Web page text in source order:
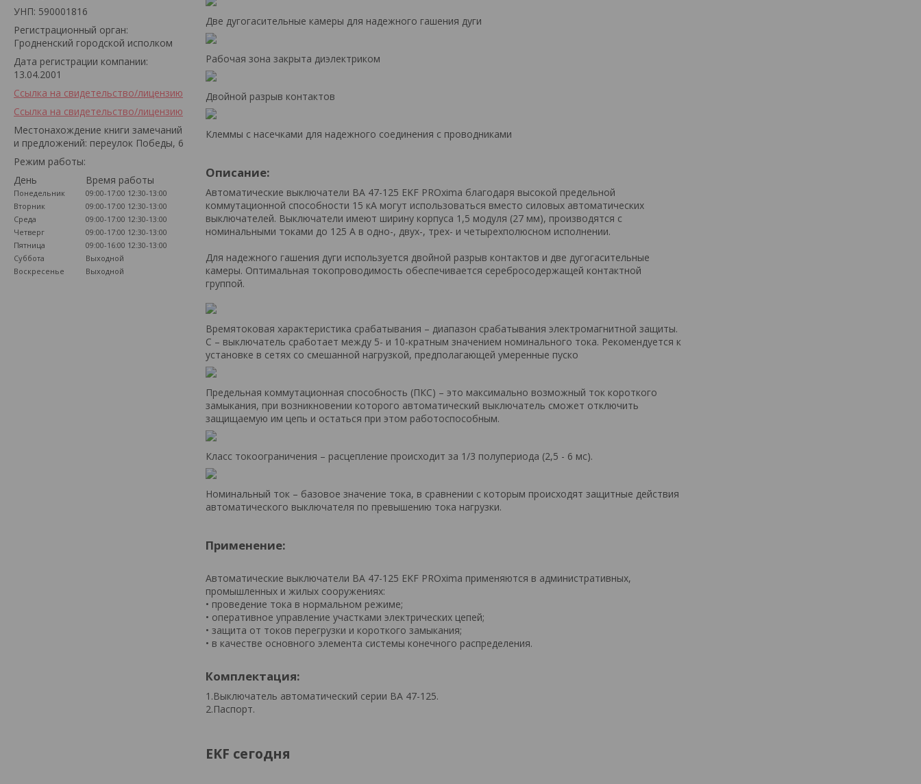
УНП: 590001816
Регистрационный орган:
Гродненский городской исполком
Дата регистрации компании:
13.04.2001
Ссылка на свидетельство/лицензию
Ссылка на свидетельство/лицензию
Местонахождение книги замечаний
и предложений: переулок Победы, 6
Режим работы:
День
Время работы
Понедельник 09:00-17:00 12:30-13:00
Вторник
09:00-17:00 12:30-13:00
Среда
09:00-17:00 12:30-13:00
Четверг
09:00-17:00 12:30-13:00
Пятница
09:00-16:00 12:30-13:00
Суббота
Выходной
Воскресенье
Выходной
Две дугогасительные камеры для надежного гашения дуги
Рабочая зона закрыта диэлектриком
Двойной разрыв контактов
Клеммы с насечками для надежного соединения с проводниками
Описание:
Автоматические выключатели ВА 47-125 EKF PROxima благодаря высокой предельной
коммутационной способности 15 кА могут использоваться вместо силовых автоматических
выключателей. Выключатели имеют ширину корпуса 1,5 модуля (27 мм), производятся с
номинальными токами до 125 А в одно-, двух-, трех- и четырехполюсном исполнении.
Для надежного гашения дуги используется двойной разрыв контактов и две дугогасительные
камеры. Оптимальная токопроводимость обеспечивается серебросодержащей контактной
группой.
Времятоковая характеристика срабатывания – диапазон срабатывания электромагнитной защиты.
С – выключатель сработает между 5- и 10-кратным значением номинального тока. Рекомендуется к
установке в сетях со смешанной нагрузкой, предполагающей умеренные пуско
Предельная коммутационная способность (ПКС) – это максимально возможный ток короткого
замыкания, при возникновении которого автоматический выключатель сможет отключить
защищаемую им цепь и остаться при этом работоспособным.
Класс токоограничения – расцепление происходит за 1/3 полупериода (2,5 - 6 мс).
Номинальный ток – базовое значение тока, в сравнении с которым происходят защитные действия
автоматического выключателя по превышению тока нагрузки.
Применение:
Автоматические выключатели ВА 47-125 EKF PROxima применяются в административных,
промышленных и жилых сооружениях:
• проведение тока в нормальном режиме;
• оперативное управление участками электрических цепей;
• защита от токов перегрузки и короткого замыкания;
• в качестве основного элемента системы конечного распределения.
Комплектация:
1.Выключатель автоматический серии ВА 47-125.
2.Паспорт.
EKF сегодня